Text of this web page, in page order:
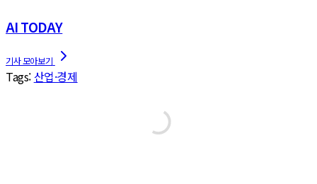
AI TODAY
Tags: 산업·경제